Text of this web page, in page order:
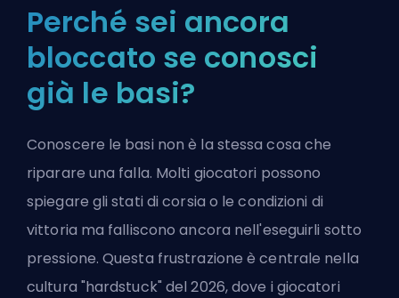
Perché sei ancora
bloccato se conosci
già le basi?
Conoscere le basi non è la stessa cosa che
riparare una falla. Molti giocatori possono
spiegare gli stati di corsia o le condizioni di
vittoria ma falliscono ancora nell'eseguirli sotto
pressione. Questa frustrazione è centrale nella
cultura "hardstuck" del 2026, dove i giocatori